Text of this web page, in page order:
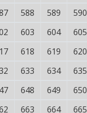
588 589 590
603 604 605
618 619 620
633 634 635
648 649 650
663 664 665